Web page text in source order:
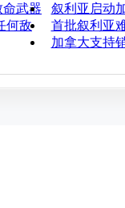
武器
叙利亚启动
何敌
首批叙利亚
加拿大支持